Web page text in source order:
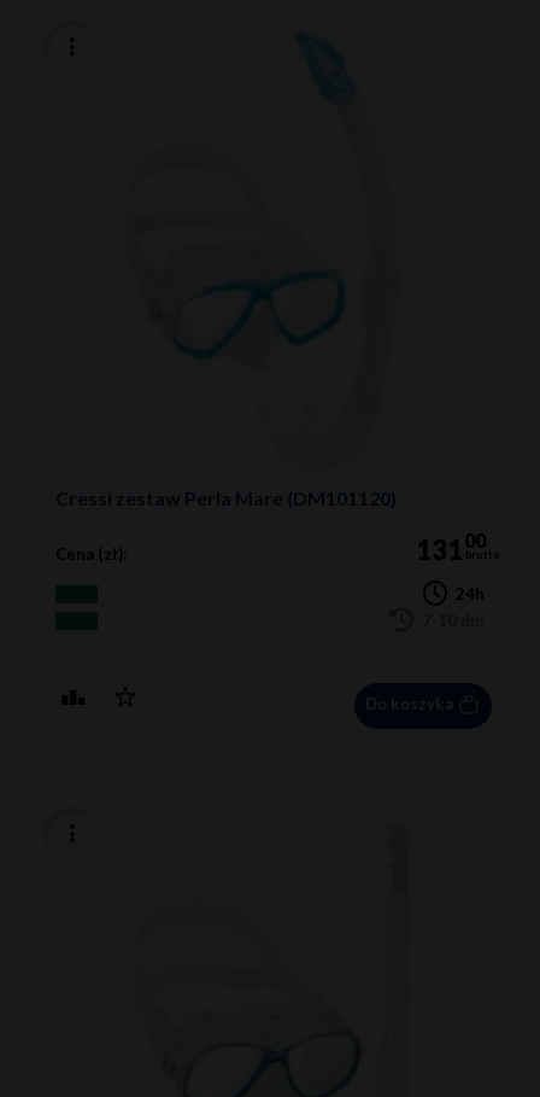
Cressi zestaw Perla Mare (DM101120)
Cena (zł): 13100
brutto
24h
Do koszyka